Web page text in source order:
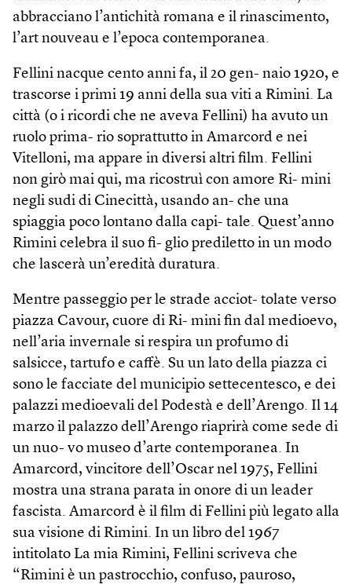
abbracciano l’antichità romana e il rinascimento,
l’art nouveau e l’epoca contemporanea.
Fellini nacque cento anni fa, il 20 gen- naio 1920, e
trascorse i primi 19 anni della sua viti a Rimini. La
città (o i ricordi che ne aveva Fellini) ha avuto un
ruolo prima- rio soprattutto in Amarcord e nei
Vitelloni, ma appare in diversi altri film. Fellini
non girò mai qui, ma ricostruì con amore Ri- mini
negli sudi di Cinecittà, usando an- che una
spiaggia poco lontano dalla capi- tale. Quest’anno
Rimini celebra il suo fi- glio prediletto in un modo
che lascerà un’eredità duratura.
Mentre passeggio per le strade acciot- tolate verso
piazza Cavour, cuore di Ri- mini fin dal medioevo,
nell’aria invernale si respira un profumo di
salsicce, tartufo e caffè. Su un lato della piazza ci
sono le facciate del municipio settecentesco, e dei
palazzi medioevali del Podestà e dell’Arengo. Il 14
marzo il palazzo dell’Arengo riaprirà come sede di
un nuo- vo museo d’arte contemporanea. In
Amarcord, vincitore dell’Oscar nel 1975, Fellini
mostra una strana parata in onore di un leader
fascista. Amarcord è il film di Fellini più legato alla
sua visione di Rimini. In un libro del 1967
intitolato La mia Rimini, Fellini scriveva che
“Rimini è un pastrocchio, confuso, pauroso,